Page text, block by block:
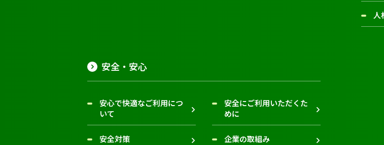
人
安全・安心
安心で快適なご利用につ
いて
安全にご利用いただくた
めに
安全対策 企業の取組み